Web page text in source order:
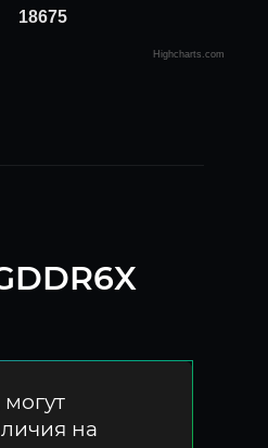
18675
18675
Highcharts.com
на